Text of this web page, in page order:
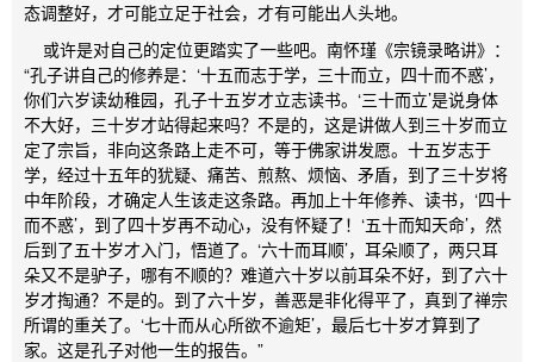
态调整好，才可能立足于社会，才有可能出人头地。
或许是对自己的定位更踏实了一些吧。南怀瑾《宗镜录略讲》：
“孔子讲自己的修养是：‘十五而志于学，三十而立，四十而不惑’，
你们六岁读幼稚园，孔子十五岁才立志读书。‘三十而立’是说身体
不大好，三十岁才站得起来吗？不是的，这是讲做人到三十岁而立
定了宗旨，非向这条路上走不可，等于佛家讲发愿。十五岁志于
学，经过十五年的犹疑、痛苦、煎熬、烦恼、矛盾，到了三十岁将
中年阶段，才确定人生该走这条路。再加上十年修养、读书，‘四十
而不惑’，到了四十岁再不动心，没有怀疑了！‘五十而知天命’，然
后到了五十岁才入门，悟道了。‘六十而耳顺’，耳朵顺了，两只耳
朵又不是驴子，哪有不顺的？难道六十岁以前耳朵不好，到了六十
岁才掏通？不是的。到了六十岁，善恶是非化得平了，真到了禅宗
所谓的重关了。‘七十而从心所欲不逾矩’，最后七十岁才算到了
家。这是孔子对他一生的报告。”